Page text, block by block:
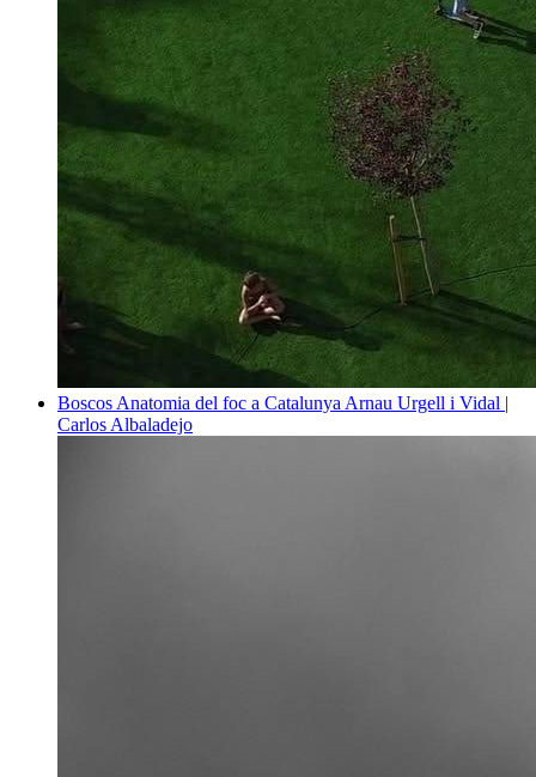
Boscos Anatomia del foc a Catalunya Arnau Urgell i Vidal |
Carlos Albaladejo